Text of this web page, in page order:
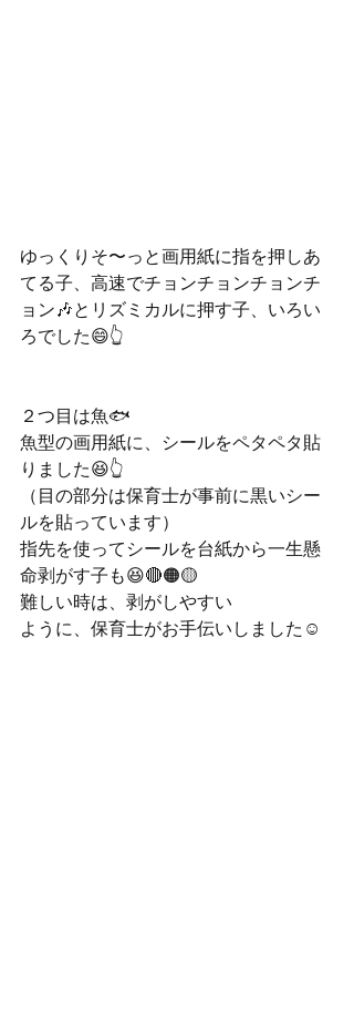
ゆっくりそ〜っと画用紙に指を押しあ
てる子、高速でチョンチョンチョンチ
ョン🎶とリズミカルに押す子、いろい
ろでした😄👆
２つ目は魚🐟
魚型の画用紙に、シールをペタペタ貼
りました😆👆
（目の部分は保育士が事前に黒いシー
ルを貼っています）
指先を使ってシールを台紙から一生懸
命剥がす子も😆🔴🟠🟡
難しい時は、剥がしやすい
ように、保育士がお手伝いしました☺️